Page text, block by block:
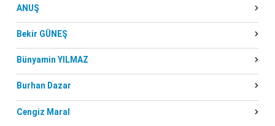
ANUŞ
Bekir GÜNEŞ
Bünyamin YILMAZ
Burhan Dazar
Cengiz Maral